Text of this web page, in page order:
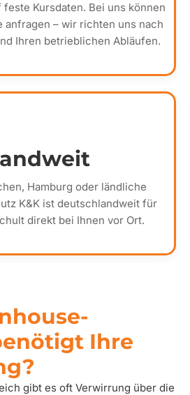
Kursdaten. Bei uns können
anfragen – wir richten uns nach
Ihren betrieblichen Abläufen.
Hamburg oder ländliche
K&K ist deutschlandweit für
direkt bei Ihnen vor Ort.
Ihre
gibt es oft Verwirrung über die